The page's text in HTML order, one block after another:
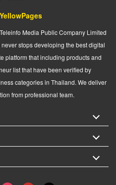
Media Public Company Limited
stops developing the best digital
platform that including products and
list that have been verified by
categories in Thailand. We deliver
from professional team.